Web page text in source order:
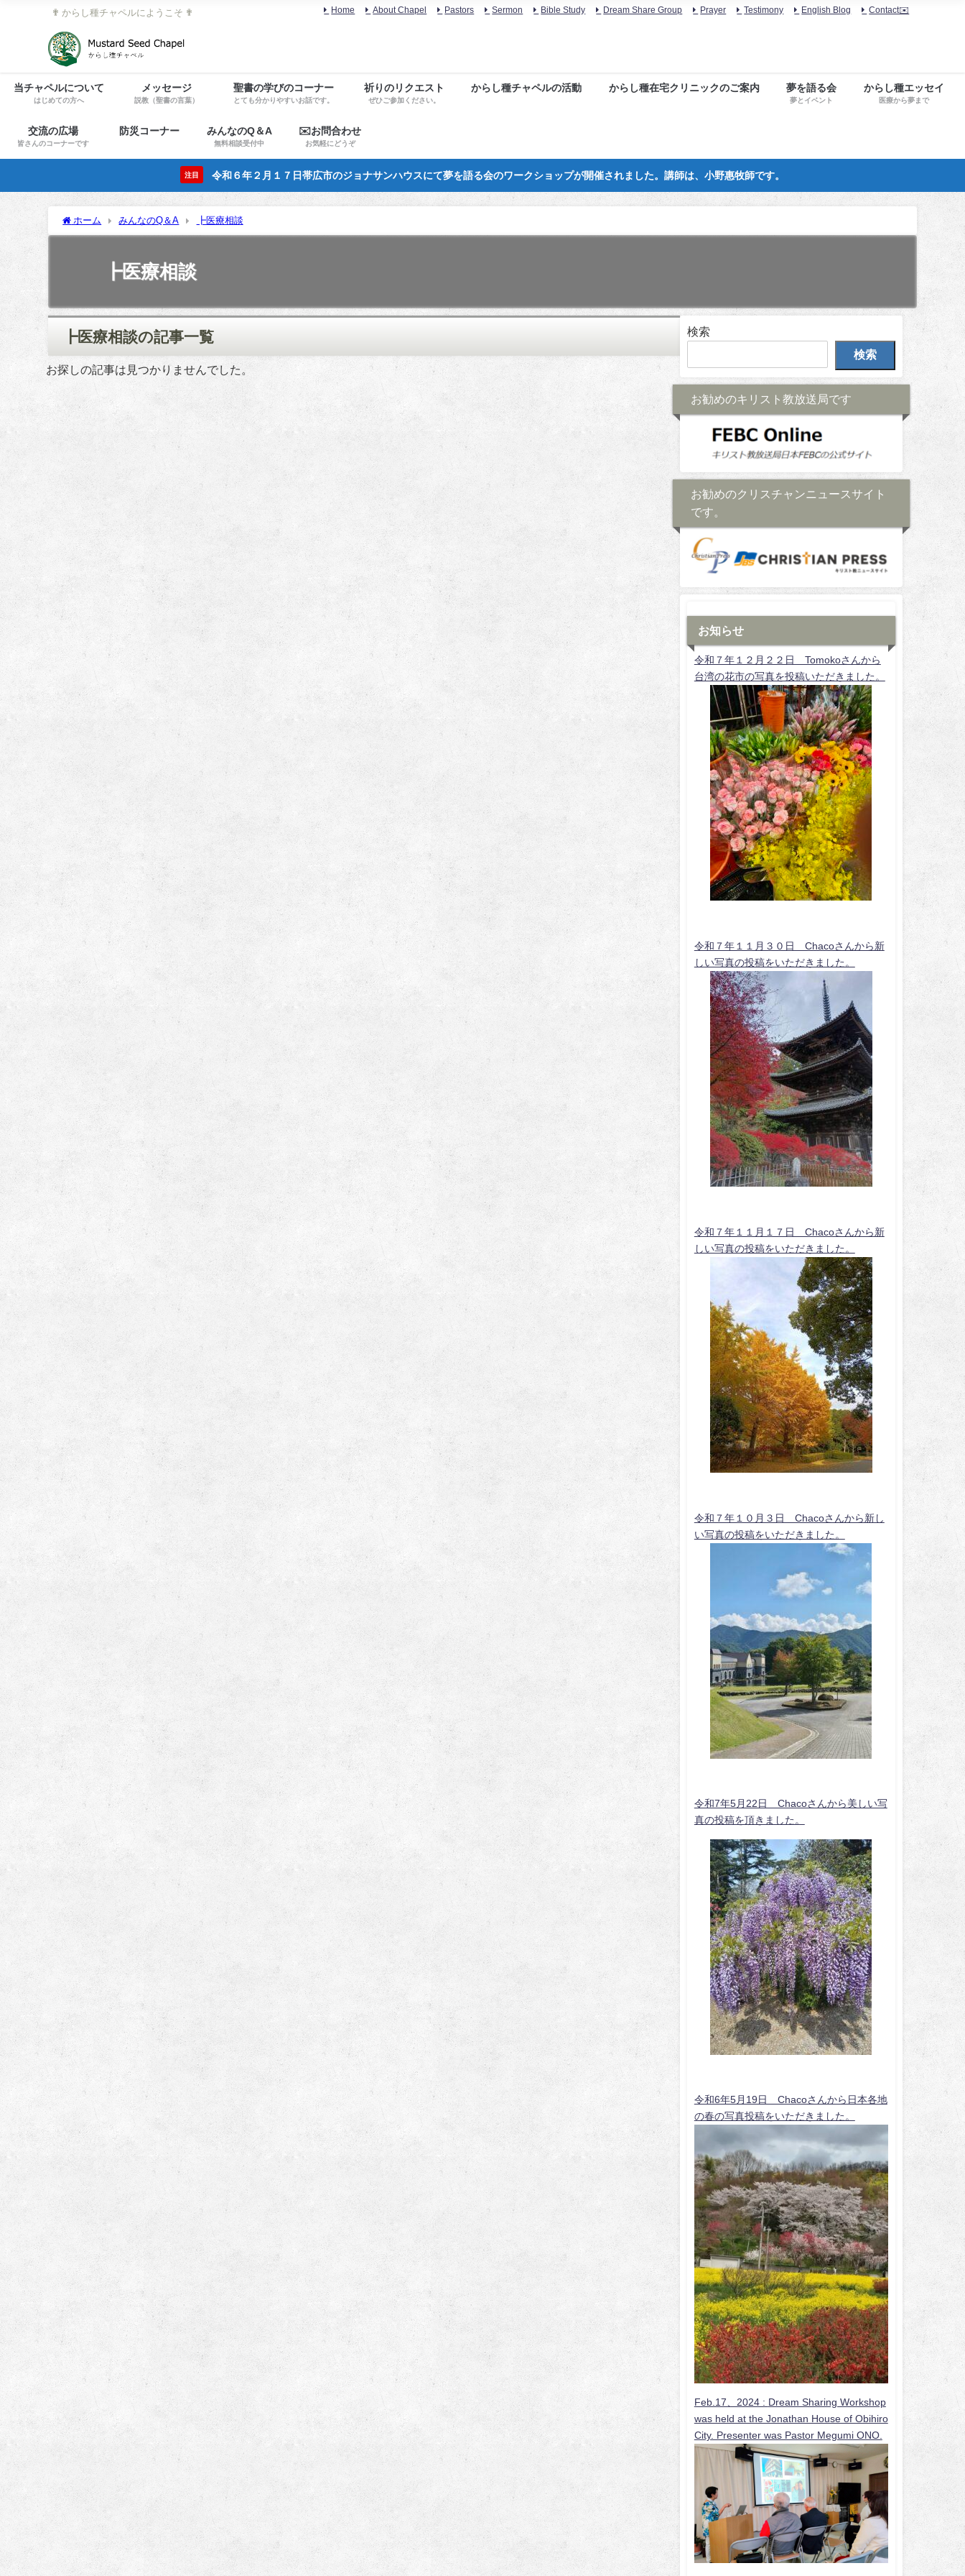
✟ からし種チャペルにようこそ ✟ Home About Chapel Pastors Sermon Bible Study Dream Share Group Prayer Testimony English Blog Contact✉️
当チャペルについて
はじめての方へ
メッセージ
説教（聖書の言葉）
聖書の学びのコーナー
とても分かりやすいお話です。
祈りのリクエスト
ぜひご参加ください。
からし種チャペルの活動 からし種在宅クリニックのご案内 夢を語る会
夢とイベント
からし種エッセイ
医療から夢まで
交流の広場
皆さんのコーナーです
防災コーナー みんなのQ＆A
無料相談受付中
✉️お問合わせ
お気軽にどうぞ
注目 令和６年２月１７日帯広市のジョナサンハウスにて夢を語る会のワークショップが開催されました。講師は、小野惠牧師です。
ホーム みんなのQ＆A ┣医療相談
┣医療相談
┣医療相談の記事一覧
お探しの記事は見つかりませんでした。
検索
検索
お勧めのキリスト教放送局です
お勧めのクリスチャンニュースサイト
です。
お知らせ
令和７年１２月２２日 Tomokoさんから
台湾の花市の写真を投稿いただきました。
令和７年１１月３０日 Chacoさんから新
しい写真の投稿をいただきました。
令和７年１１月１７日 Chacoさんから新
しい写真の投稿をいただきました。
令和７年１０月３日 Chacoさんから新し
い写真の投稿をいただきました。
令和7年5月22日 Chacoさんから美しい写
真の投稿を頂きました。
令和6年5月19日 Chacoさんから日本各地
の春の写真投稿をいただきました。
Feb.17、2024 : Dream Sharing Workshop
was held at the Jonathan House of Obihiro
City. Presenter was Pastor Megumi ONO.